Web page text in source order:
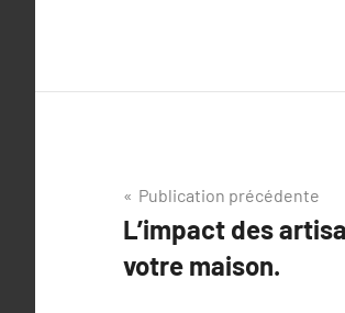
Navigation
de
l’article
Publication précédente
L’impact des
votre maison.